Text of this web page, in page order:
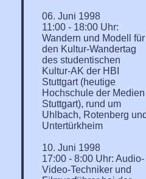
06. Juni 1998
11:00 - 18:00 Uhr:
Wandern und Modell für
den Kultur-Wandertag
des studentischen
Kultur-AK der HBI
Stuttgart (heutige
Hochschule der Medien
Stuttgart), rund um
Uhlbach, Rotenberg
Untertürkheim
10. Juni 1998
17:00 - 8:00 Uhr: Audio-
Video-Techniker und